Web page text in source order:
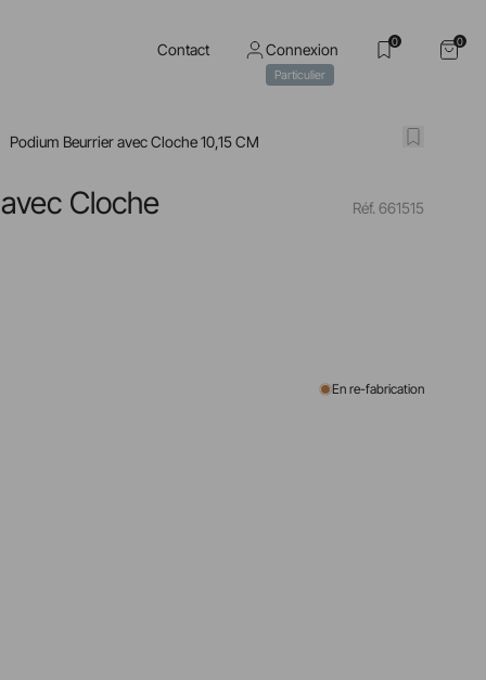
Contact Connexion
Particulier
0 0
Podium Beurrier avec Cloche 10,15 CM
Cloche Réf. 661515
En re-fabrication